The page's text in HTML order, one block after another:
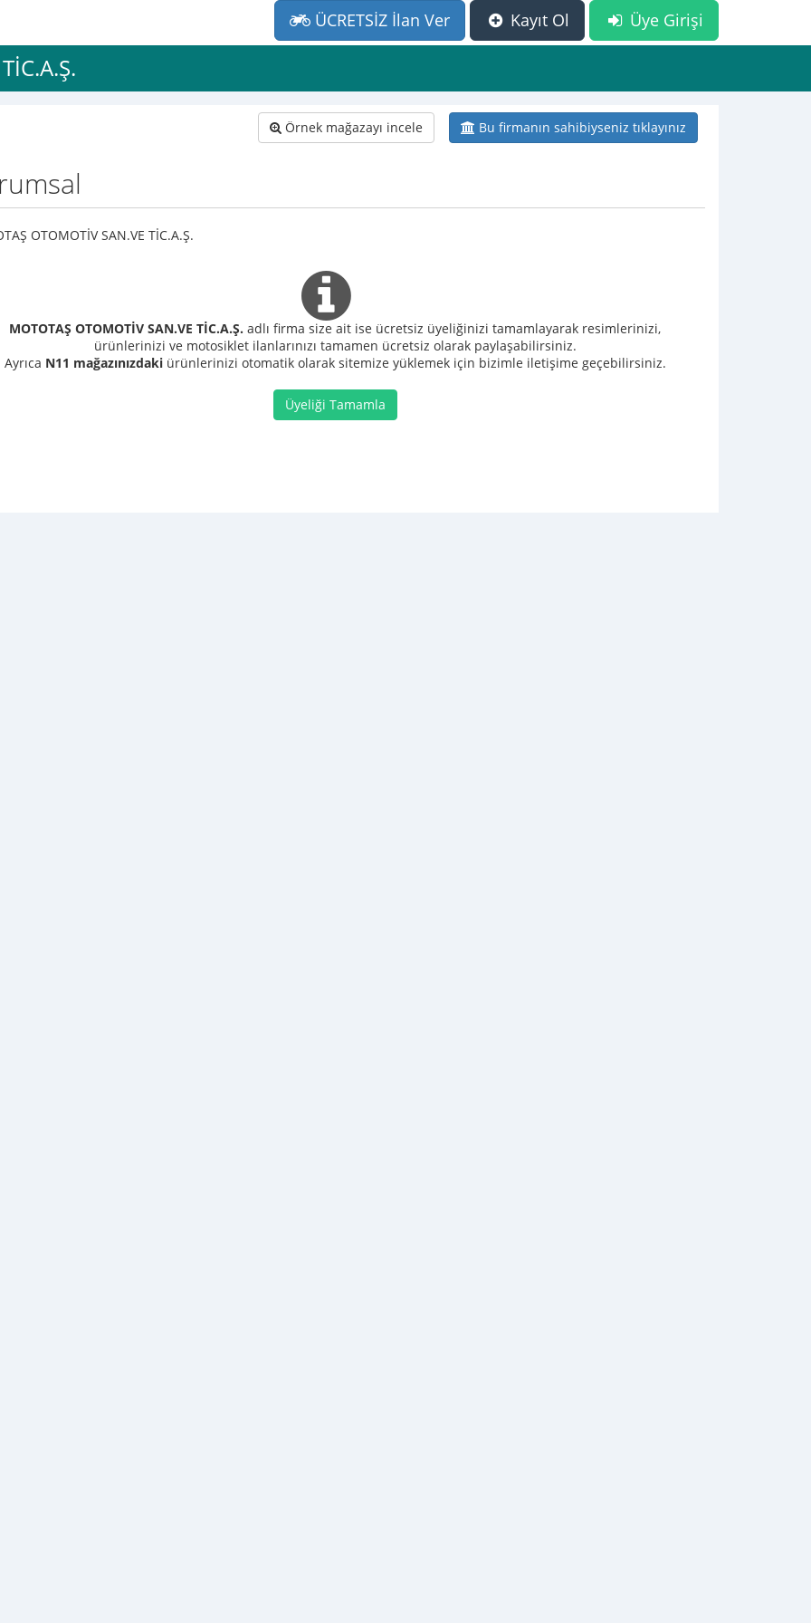
Üye Girişi
Kayıt Ol
ÜCRETSİZ İlan Ver
Bu firmanın sahibiyseniz tıklayınız
Örnek mağazayı incele
OTOMOTİV SAN.VE TİC.A.Ş.
MOTOTAŞ OTOMOTİV SAN.VE TİC.A.Ş.adlı firma size ait ise ücretsiz üyeliğinizi tamamlayarak resimlerinizi,
ürünlerinizi ve motosiklet ilanlarınızı tamamen ücretsiz olarak paylaşabilirsiniz.
Ayrıca N11 mağazınızdakiürünlerinizi otomatik olarak sitemize yüklemek için bizimle iletişime geçebilirsiniz.
Üyeliği Tamamla